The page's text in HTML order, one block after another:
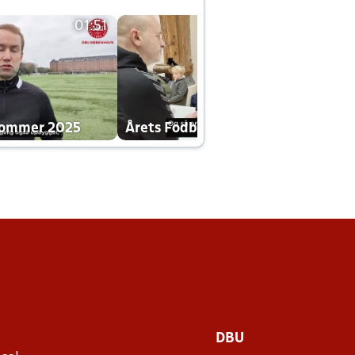
01:51
2025 Årets Fodboldklub 2025 mp4
DBU